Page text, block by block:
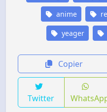
anime
yeager
Copier
Twitter